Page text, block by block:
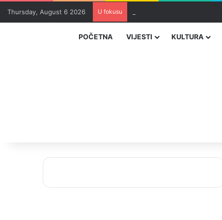
Thursday, August 6 2026 U fokusu
POČETNA VIJESTI KULTURA